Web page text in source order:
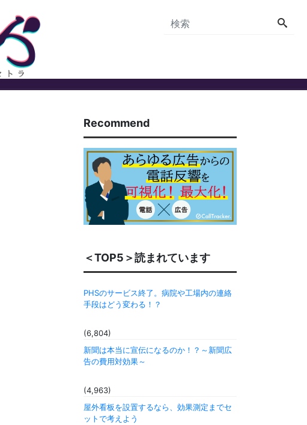
Recommend
＜TOP5＞読まれています
PHSのサービス終了。病院や工場内の連絡
手段はどう変わる！？
(6,804)
新聞は本当に宣伝になるのか！？～新聞広
告の費用対効果～
(4,963)
屋外看板を設置するなら、効果測定までセ
ットで考えよう